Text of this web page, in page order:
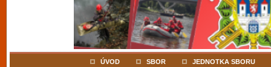
ÚVOD SBOR JEDNOTKA SBORU